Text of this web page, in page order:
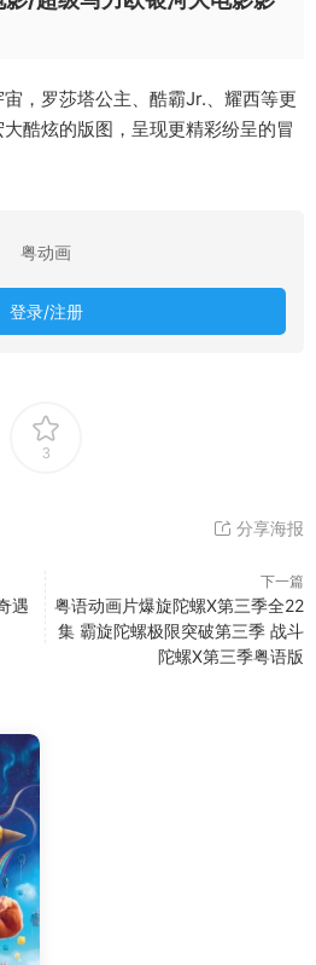
，罗莎塔公主、酷霸Jr.、耀西等更
酷炫的版图，呈现更精彩纷呈的冒
粤动画
登录/注册
3
分享海报
遇
下一篇
粤语动画片爆旋陀螺X第三季全22
集 霸旋陀螺极限突破第三季 战斗
陀螺X第三季粤语版